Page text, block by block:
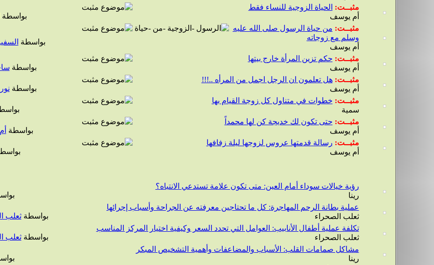
مثبــت: الحياة الزوجية للنساء فقط
أم يوسف
بواسطة
مثبــت: من حياة الرسول صلى الله عليه
وسلم مع زوجاته
أم يوسف
بواسطة
مثبــت: حكم تزين المرأة خارج بيتها
أم يوسف
بواسطة
مثبــت: هل تعلمون ان الرجل اجمل من المرأه ..!!!
أم يوسف
بواسطة
مثبــت: خطوات في متناول كل زوجة القيام بها
سمية
مثبــت: حتى تكون لك خديجة كن لها محمداً
أم يوسف
بواسطة
مثبــت: رسالة قدمتها عروس لزوجها ليلة زفافها
أم يوسف
رؤية خيالات سوداء أمام العين: متى تكون علامة تستدعي الانتباه؟
رينا
عملية بطانة الرحم المهاجرة: كل ما تحتاجين معرفته عن الجراحة وأسباب إجرائها
ثعلب الصحراء
بواسطةثعلب
تكلفة عملية أطفال الأنابيب: العوامل التي تحدد السعر وكيفية اختيار المركز المناسب
ثعلب الصحراء
بواسطةثعلب
مشاكل صمامات القلب: الأسباب والمضاعفات وأهمية التشخيص المبكر
رينا